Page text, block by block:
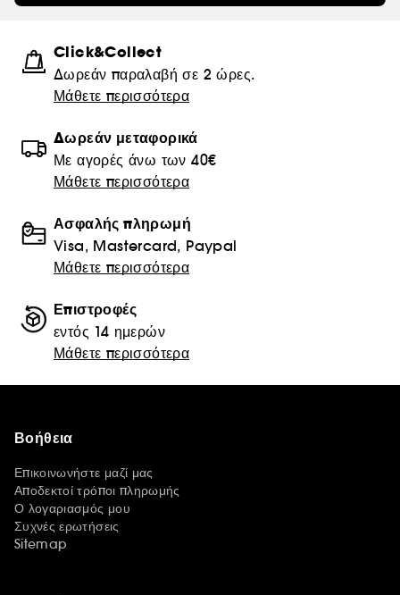
Click&Collect
Δωρεάν παραλαβή σε 2 ώρες.
Μάθετε περισσότερα
Δωρεάν μεταφορικά
Με αγορές άνω των 40€
Μάθετε περισσότερα
Ασφαλής πληρωμή
Visa, Mastercard, Paypal
Μάθετε περισσότερα
Επιστροφές
εντός 14 ημερών
Μάθετε περισσότερα
Βοήθεια
Επικοινωνήστε μαζί μας
Αποδεκτοί τρόποι πληρωμής
Ο λογαριασμός μου
Συχνές ερωτήσεις
Sitemap